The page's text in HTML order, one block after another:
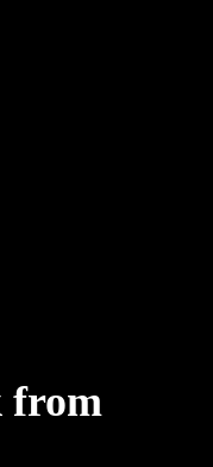
from